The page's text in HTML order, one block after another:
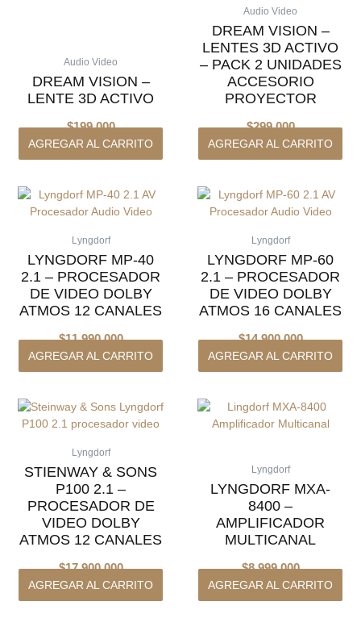
producto
Audio Video
DREAM VISION –
LENTE 3D ACTIVO
$199.000
AGREGAR AL CARRITO
Audio Video
DREAM VISION –
LENTES 3D ACTIVO
– PACK 2 UNIDADES
ACCESORIO
PROYECTOR
$299.000
AGREGAR AL CARRITO
Lyngdorf
LYNGDORF MP-40
2.1 – PROCESADOR
DE VIDEO DOLBY
ATMOS 12 CANALES
$11.990.000
AGREGAR AL CARRITO
Lyngdorf
LYNGDORF MP-60
2.1 – PROCESADOR
DE VIDEO DOLBY
ATMOS 16 CANALES
$14.900.000
AGREGAR AL CARRITO
Lyngdorf
STIENWAY & SONS
P100 2.1 –
PROCESADOR DE
VIDEO DOLBY
ATMOS 12 CANALES
$17.900.000
AGREGAR AL CARRITO
Lyngdorf
LYNGDORF MXA-
8400 –
AMPLIFICADOR
MULTICANAL
$8.999.000
AGREGAR AL CARRITO